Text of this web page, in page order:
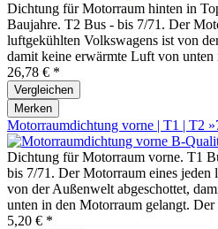
Dichtung für Motorraum hinten in
Baujahre. T2 Bus - bis 7/71. Der
luftgekühlten Volkswagens ist von
damit keine erwärmte Luft von
26,78 € *
Vergleichen
Merken
Motorraumdichtung vorne | T1 | T2
Dichtung für Motorraum vorne. T1
bis 7/71. Der Motorraum eines
von der Außenwelt abgeschottet,
unten in den Motorraum gelangt. Der
5,20 € *